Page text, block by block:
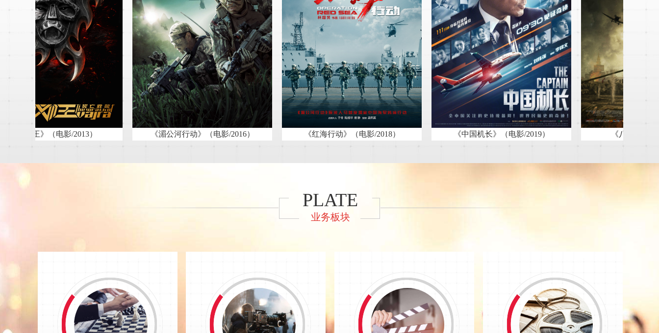
《湄公河行动》（电影/2016） 《红海行动》（电影/2018） 《中国机长》（电影/2019） 《八佰》（电影/2020） 《温暖的抱
PLATE
业务板块